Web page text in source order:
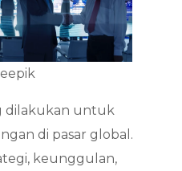
dilakukan untuk
di pasar global.
keunggulan,